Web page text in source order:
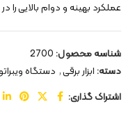
عملکرد بهینه و دوام بالایی
شناسه محصول:2700
دسته:ابزار برقی, دستگاه
اشتراک گذاری: